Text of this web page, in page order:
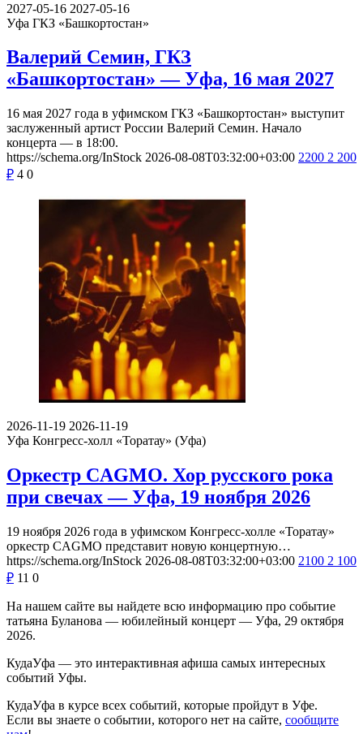
2027-05-16 2027-05-16
Уфа ГКЗ «Башкортостан»
Валерий Семин, ГКЗ
«Башкортостан» — Уфа, 16 мая 2027
16 мая 2027 года в уфимском ГКЗ «Башкортостан» выступит
заслуженный артист России Валерий Семин. Начало
концерта — в 18:00.
https://schema.org/InStock 2026-08-08T03:32:00+03:00 2200 2 200
₽ 4 0
2026-11-19 2026-11-19
Уфа Конгресс-холл «Торатау» (Уфа)
Оркестр CAGMO. Хор русского рока
при свечах — Уфа, 19 ноября 2026
19 ноября 2026 года в уфимском Конгресс-холле «Торатау»
оркестр CAGMO представит новую концертную…
https://schema.org/InStock 2026-08-08T03:32:00+03:00 2100 2 100
₽ 11 0
На нашем сайте вы найдете всю информацию про событие
татьяна Буланова — юбилейный концерт — Уфа, 29 октября
2026.
КудаУфа — это интерактивная афиша самых интересных
событий Уфы.
КудаУфа в курсе всех событий, которые пройдут в Уфе.
Если вы знаете о событии, которого нет на сайте, сообщите